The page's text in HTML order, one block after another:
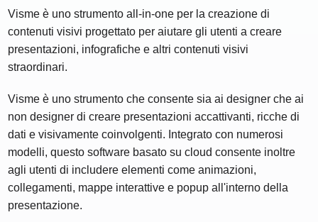
Visme è uno strumento all-in-one per la creazione di
contenuti visivi progettato per aiutare gli utenti a creare
presentazioni, infografiche e altri contenuti visivi
straordinari.
Visme è uno strumento che consente sia ai designer che ai
non designer di creare presentazioni accattivanti, ricche di
dati e visivamente coinvolgenti. Integrato con numerosi
modelli, questo software basato su cloud consente inoltre
agli utenti di includere elementi come animazioni,
collegamenti, mappe interattive e popup all'interno della
presentazione.